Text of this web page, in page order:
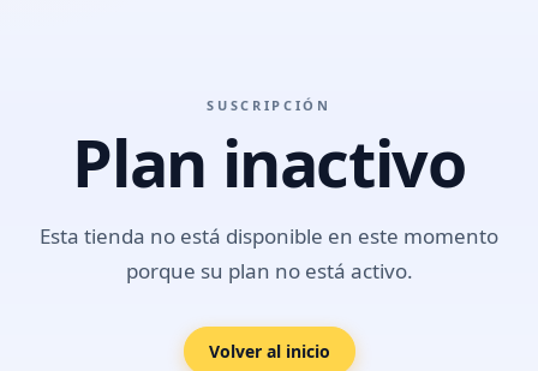
SUSCRIPCIÓN
Plan inactivo
Esta tienda no está disponible en este momento
porque su plan no está activo.
Volver al inicio